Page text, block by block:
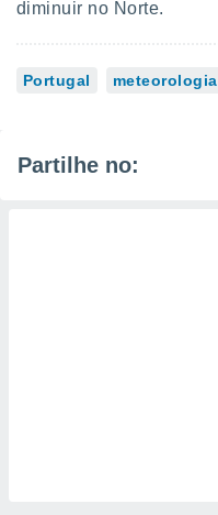
diminuir no Norte.
Portugal meteorologia
Partilhe no: